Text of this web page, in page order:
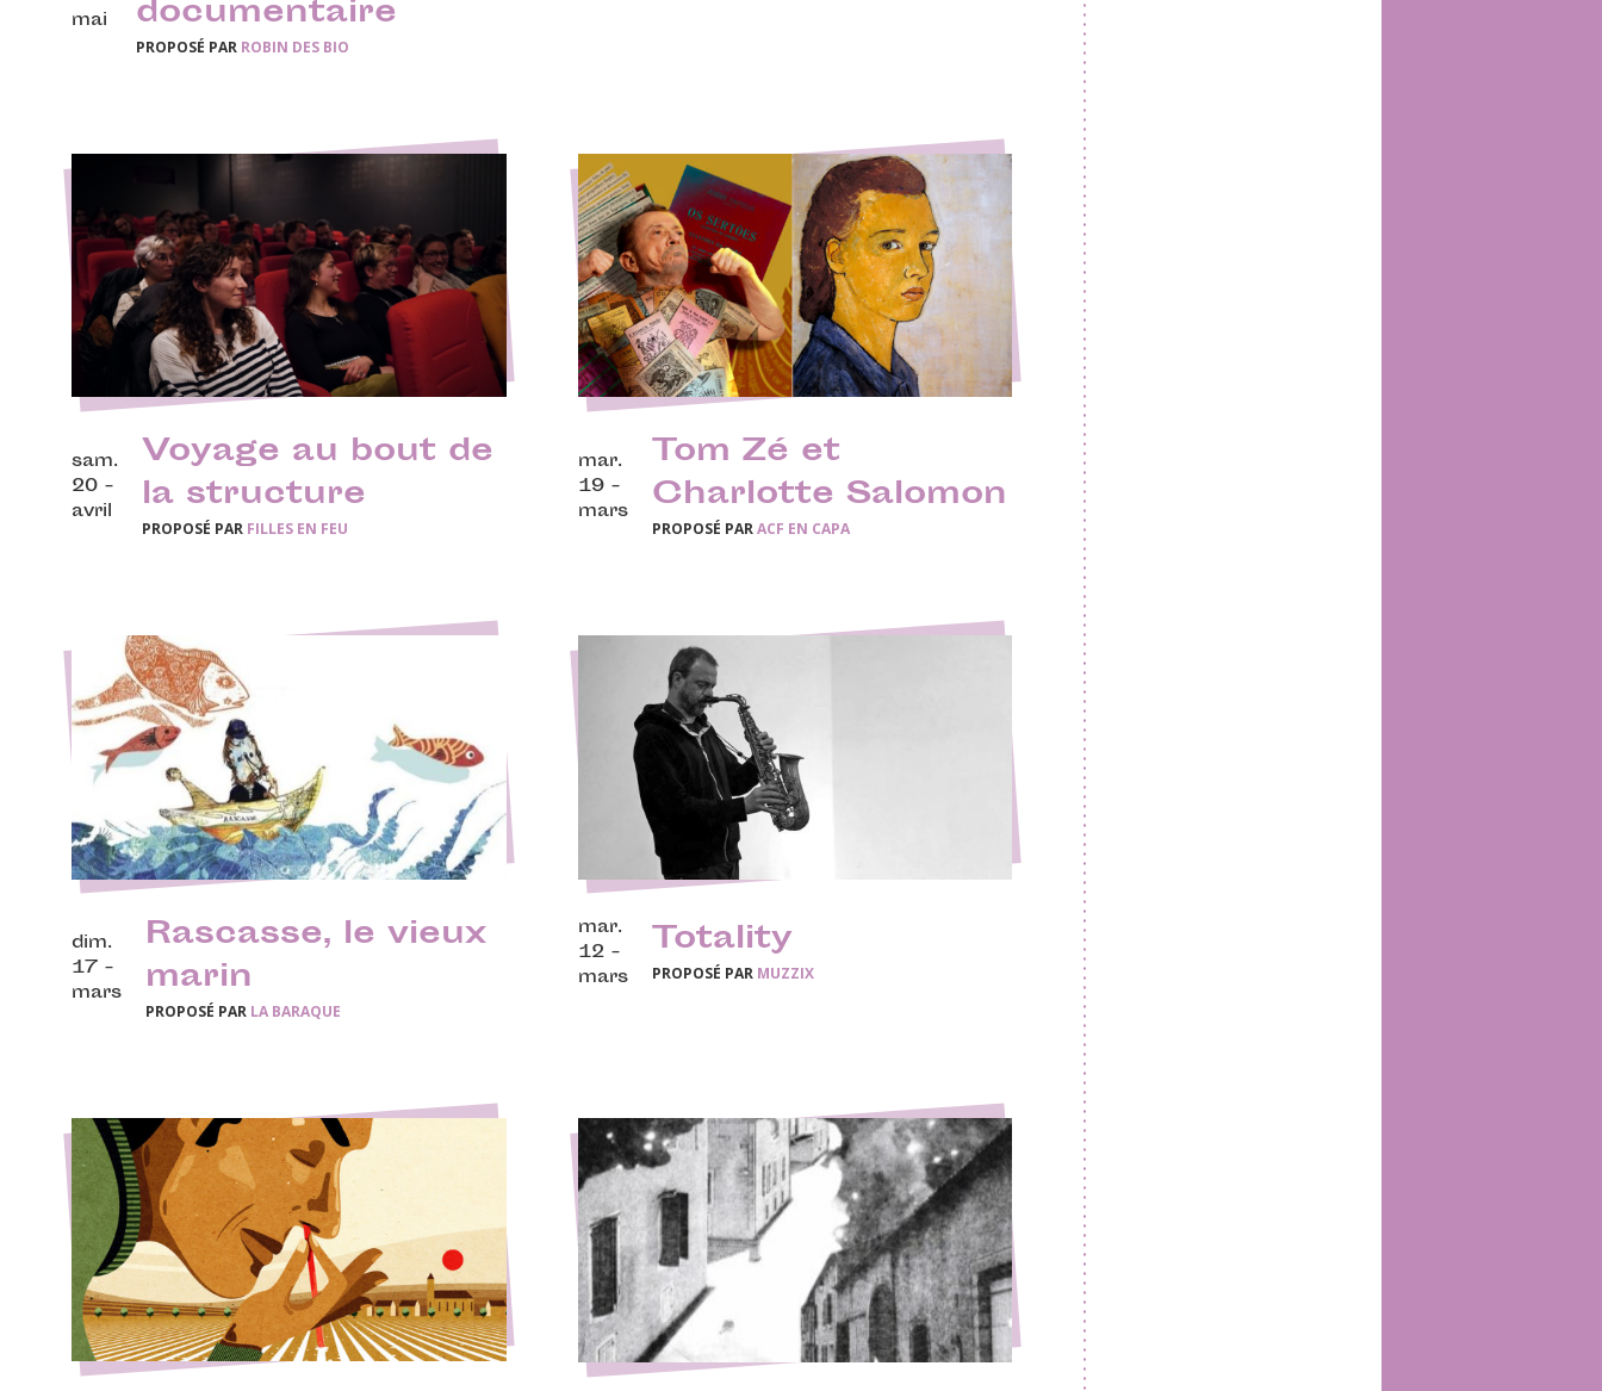
mai
documentaire
PROPOSÉ PAR ROBIN DES BIO
sam.
20 -
avril
Voyage au bout de
la structure
PROPOSÉ PAR FILLES EN FEU
mar.
19 -
mars
Tom Zé et
Charlotte Salomon
PROPOSÉ PARACF EN CAPA
dim.
17 -
mars
Rascasse, le vieux
marin
PROPOSÉ PAR LA BARAQUE
mar.
12 -
mars
Totality
PROPOSÉ PAR MUZZIX